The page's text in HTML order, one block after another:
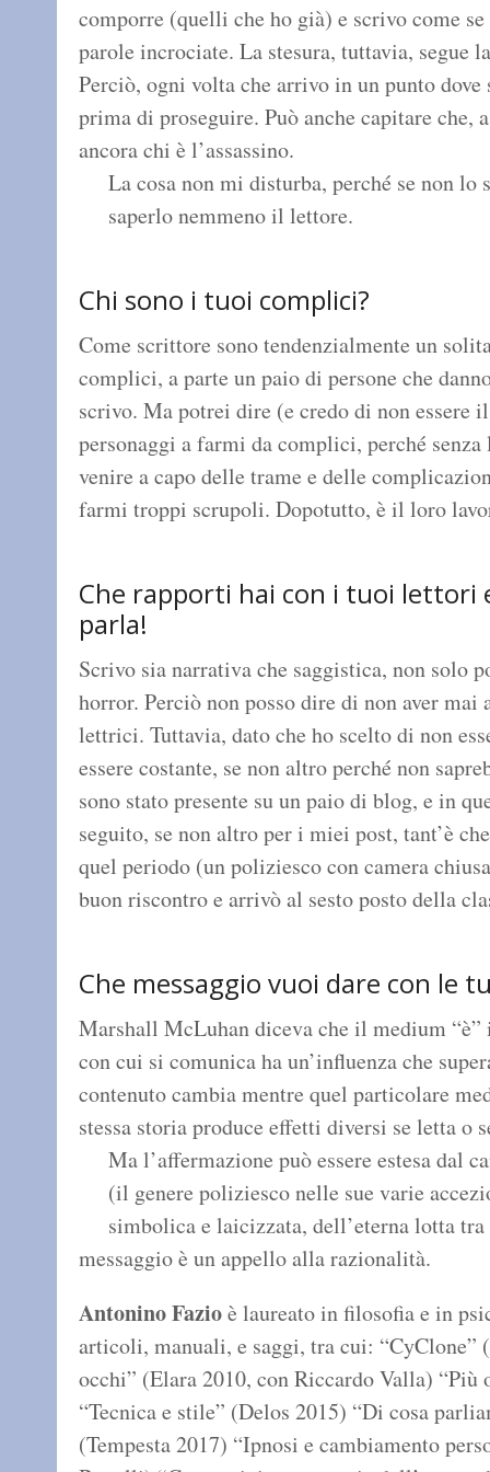
comporre (quelli che ho già) e scrivo come
parole incrociate. La stesura, tuttavia, segue
Perciò, ogni volta che arrivo in un punto
prima di proseguire. Può anche capitare che,
ancora chi è l’assassino.
La cosa non mi disturba, perché se non lo
saperlo nemmeno il lettore.
Chi sono i tuoi complici?
Come scrittore sono tendenzialmente un
complici, a parte un paio di persone che
scrivo. Ma potrei dire (e credo di non essere
personaggi a farmi da complici, perché
venire a capo delle trame e delle
farmi troppi scrupoli. Dopotutto, è il loro
Che rapporti hai con i tuoi lettori
parla!
Scrivo sia narrativa che saggistica, non solo
horror. Perciò non posso dire di non aver
lettrici. Tuttavia, dato che ho scelto di non
essere costante, se non altro perché non
sono stato presente su un paio di blog, e in
seguito, se non altro per i miei post, tant’è
quel periodo (un poliziesco con camera
buon riscontro e arrivò al sesto posto della
Che messaggio vuoi dare con le
Marshall McLuhan diceva che il medium “è”
con cui si comunica ha un’influenza che
contenuto cambia mentre quel particolare
stessa storia produce effetti diversi se letta o
Ma l’affermazione può essere estesa dal
(il genere poliziesco nelle sue varie
simbolica e laicizzata, dell’eterna lotta
messaggio è un appello alla razionalità.
Antonino Fazioè laureato in filosofia e in
articoli, manuali, e saggi, tra cui: “CyClone”
occhi” (Elara 2010, con Riccardo Valla) “Più
“Tecnica e stile” (Delos 2015) “Di cosa
(Tempesta 2017) “Ipnosi e cambiamento